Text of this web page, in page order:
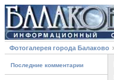
Фотогалерея города Балаково
Последние комментарии